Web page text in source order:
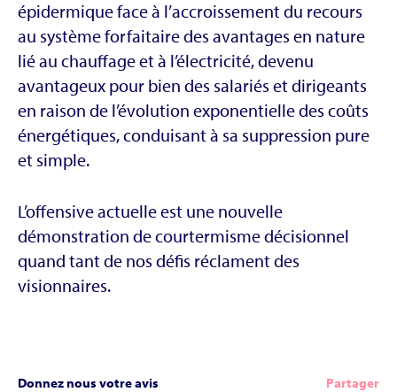
épidermique face à l’accroissement du recours
au système forfaitaire des avantages en nature
lié au chauffage et à l’électricité, devenu
avantageux pour bien des salariés et dirigeants
en raison de l’évolution exponentielle des coûts
énergétiques, conduisant à sa suppression pure
et simple.
L’offensive actuelle est une nouvelle
démonstration de courtermisme décisionnel
quand tant de nos défis réclament des
visionnaires.
Donnez nous votre avis Partager